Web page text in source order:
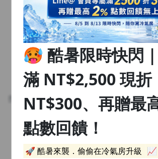
找不到此頁面
搜尋的頁面已刪除或暫時不可瀏覽，參考
首頁
播放速度
2.0x
1.75x
1.5x
0.75x
追蹤列表 播放
沒有播放清單
去逛逛
🥵 酷暑限時快閃
滿 NT$2,500 現折
NT$300、再贈最
點數回饋！
🚀 酷暑來襲．偷偷在冷氣房升級
📈